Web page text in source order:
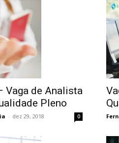
Vaga de Analista
Pleno
- dez 29, 2018 0